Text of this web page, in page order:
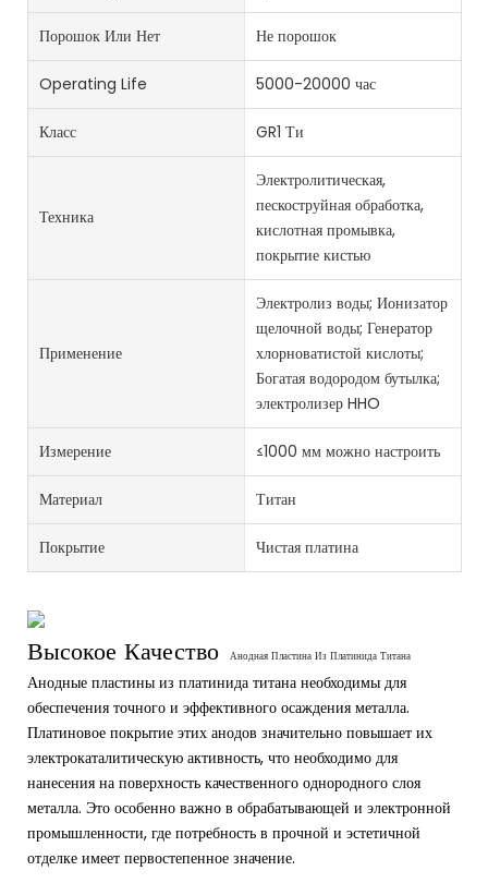
Порошок Или Нет Не порошок
Operating Life 5000-20000 час
Класс GR1 Ти
Техника
Электролитическая,
пескоструйная обработка,
кислотная промывка,
покрытие кистью
Применение
Электролиз воды; Ионизатор
щелочной воды; Генератор
хлорноватистой кислоты;
Богатая водородом бутылка;
электролизер HHO
Измерение ≤1000 мм можно настроить
Материал Титан
Покрытие Чистая платина
Высокое Качество Анодная Пластина Из Платинида Титана
Анодные пластины из платинида титана необходимы для
обеспечения точного и эффективного осаждения металла.
Платиновое покрытие этих анодов значительно повышает их
электрокаталитическую активность, что необходимо для
нанесения на поверхность качественного однородного слоя
металла. Это особенно важно в обрабатывающей и электронной
промышленности, где потребность в прочной и эстетичной
отделке имеет первостепенное значение.